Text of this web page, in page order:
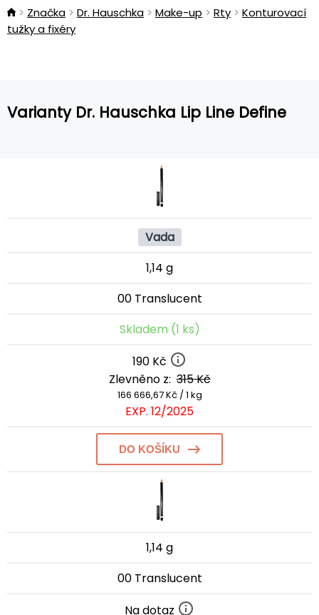
Značka Dr. Hauschka Make-up Rty
Konturovací
tužky a fixéry
Varianty Dr. Hauschka Lip Line Define
Vada
1,14 g
00 Translucent
Skladem (1 ks)
190 Kč
Zlevněno z:315 Kč
166 666,67 Kč / 1 kg
EXP. 12/2025
DO KOŠÍKU
1,14 g
00 Translucent
Na dotaz